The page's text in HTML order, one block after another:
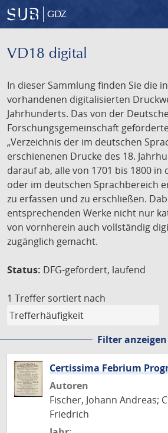
GDZ
VD18 digital
In dieser Sammlung finden Sie die
vorhandenen digitalisierten
Jahrhunderts. Das von der
Forschungsgemeinschaft
„Verzeichnis der im deutschen
erschienenen Drucke des 18.
darauf ab, alle von 1701 bis 1800 in
oder im deutschen Sprachbereich
zu erfassen und zu erschließen.
entsprechenden Werke nicht nur
von vornherein auch vollständig
zugänglich gemacht.
Status: DFG-gefördert, laufend
1 Treffer sortiert nach
Filter anzeigen
Certissima Febrium
Autoren
Fischer, Johann Andreas;
Friedrich